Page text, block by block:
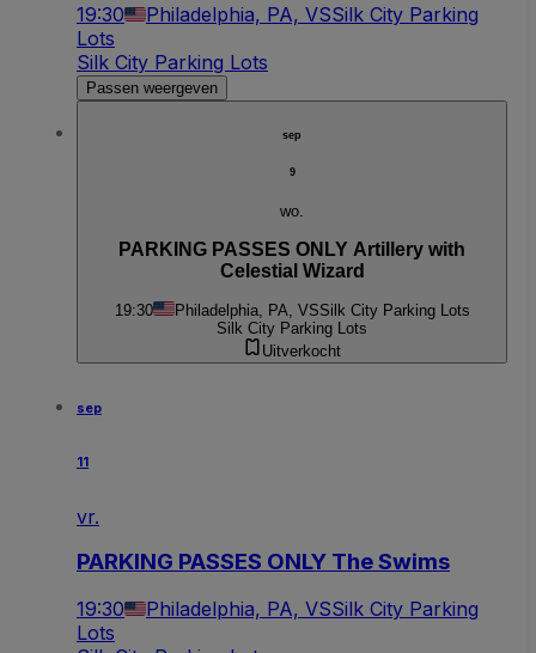
19:30 Philadelphia, PA, VSSilk City Parking
Lots
Silk City Parking Lots
Passen weergeven
sep
9
wo.
PARKING PASSES ONLY Artillery with
Celestial Wizard
19:30 Philadelphia, PA, VSSilk City Parking Lots
Silk City Parking Lots
Uitverkocht
sep
11
vr.
PARKING PASSES ONLY The Swims
19:30 Philadelphia, PA, VSSilk City Parking
Lots